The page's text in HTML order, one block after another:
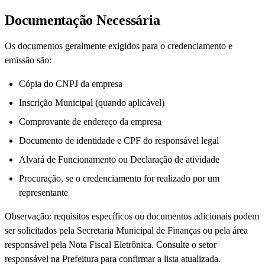
Documentação Necessária
Os documentos geralmente exigidos para o credenciamento e
emissão são:
Cópia do CNPJ da empresa
Inscrição Municipal (quando aplicável)
Comprovante de endereço da empresa
Documento de identidade e CPF do responsável legal
Alvará de Funcionamento ou Declaração de atividade
Procuração, se o credenciamento for realizado por um
representante
Observação: requisitos específicos ou documentos adicionais podem
ser solicitados pela Secretaria Municipal de Finanças ou pela área
responsável pela Nota Fiscal Eletrônica. Consulte o setor
responsável na Prefeitura para confirmar a lista atualizada.